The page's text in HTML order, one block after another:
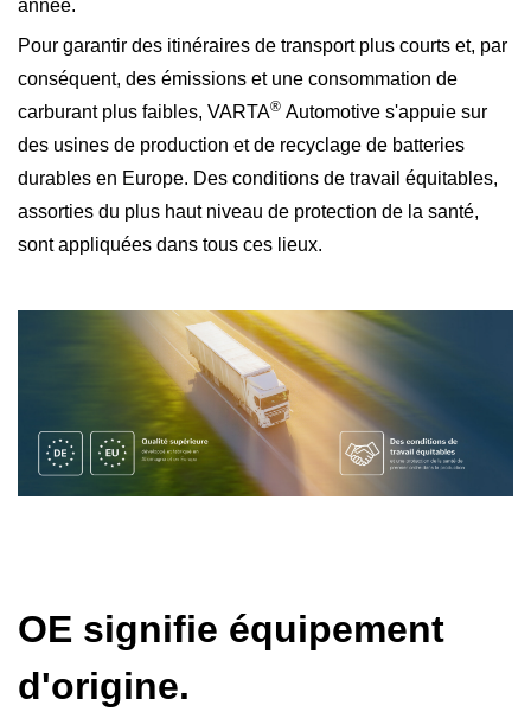
année.
Pour garantir des itinéraires de transport plus courts et, par
conséquent, des émissions et une consommation de
carburant plus faibles, VARTA® Automotive s'appuie sur
des usines de production et de recyclage de batteries
durables en Europe. Des conditions de travail équitables,
assorties du plus haut niveau de protection de la santé,
sont appliquées dans tous ces lieux.
OE signifie équipement
d'origine.